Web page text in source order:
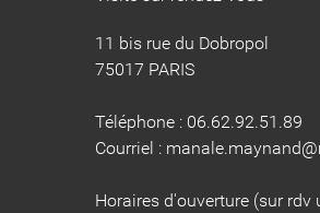
11 bis rue du Dobropol
75017 PARIS
Téléphone : 06.62.92.51.89
Courriel :
Horaires d'ouverture (sur rdv